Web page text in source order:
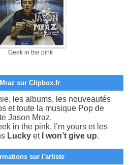
Geek in the pink
sur Clipbox.fr
les albums, les nouveautés
et toute la musique Pop de
Jason Mraz.
in the pink, I’m yours et les
Luckyet I won’t give up.
sur l'artiste